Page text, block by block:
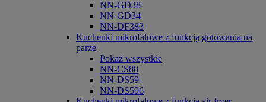
NN-GD38
NN-GD34
NN-DF383
Kuchenki mikrofalowe z funkcją gotowania na
parze
Pokaż wszystkie
NN-CS88
NN-DS59
NN-DS596